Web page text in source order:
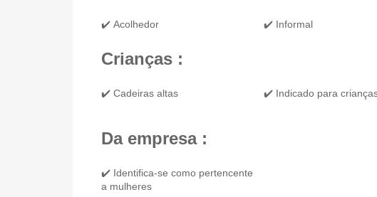
✔️ Acolhedor ✔️ Informal
Crianças :
✔️ Cadeiras altas ✔️ Indicado para
Da empresa :
✔️ Identifica-se como pertencente
a mulheres